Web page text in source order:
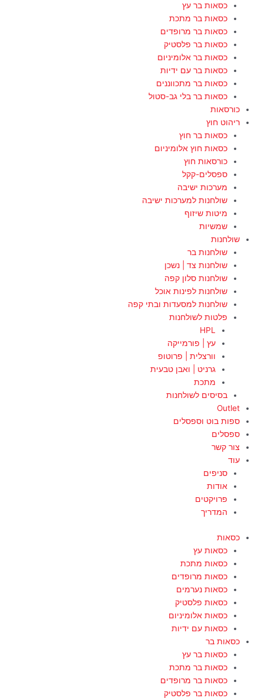
כסאות בר עץ
כסאות בר מתכת
כסאות בר מרופדים
כסאות בר פלסטיק
כסאות בר אלומיניום
כסאות בר עם ידיות
כסאות בר מתכווננים
כסאות בר בלי גב-סטול
כורסאות
ריהוט חוץ
כסאות בר חוץ
כסאות חוץ אלומיניום
כורסאות חוץ
ספסלים-קקל
מערכות ישיבה
שולחנות למערכות ישיבה
מיטות שיזוף
שמשיות
שולחנות
שולחנות בר
שולחנות צד | נשכן
שולחנות סלון קפה
שולחנות לפינות אוכל
שולחנות למסעדות ובתי קפה
פלטות לשולחנות
HPL
עץ | פורמייקה
וורצלית | פרוטופ
גרניט | ואבן טבעית
מתכת
בסיסים לשולחנות
Outlet
ספות בוט וספסלים
ספסלים
צור קשר
עוד
סניפים
אודות
פרויקטים
המדריך
כסאות
כסאות עץ
כסאות מתכת
כסאות מרופדים
כסאות נערמים
כסאות פלסטיק
כסאות אלומיניום
כסאות עם ידיות
כסאות בר
כסאות בר עץ
כסאות בר מתכת
כסאות בר מרופדים
כסאות בר פלסטיק